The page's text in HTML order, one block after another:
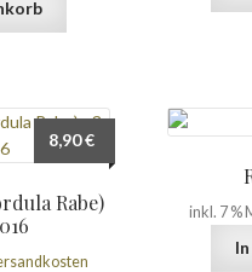
Rabe)
8,90€
inkl. 7 %